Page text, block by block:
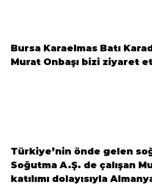
Bursa Karaelmas Batı
Murat Onbaşı bizi ziyaret
Türkiye’nin önde gelen
Soğutma A.Ş. de çalışan
katılımı dolayısıyla